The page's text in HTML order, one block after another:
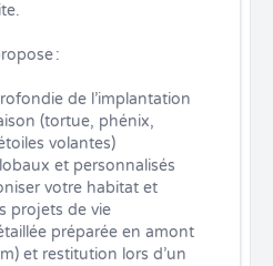
:
de l’implantation
(tortue, phénix,
volantes)
et personnalisés
votre habitat et
projets de vie
préparée en amont
et restitution lors d’un